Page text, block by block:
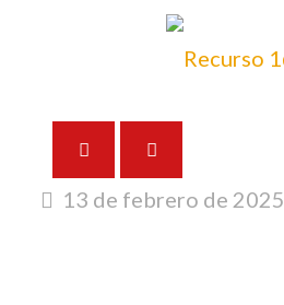
13 de febrero de 2025